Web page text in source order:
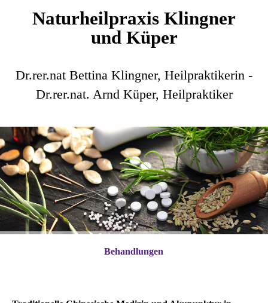
Naturheilpraxis Klingner
und Küper
Dr.rer.nat Bettina Klingner, Heilpraktikerin -
Dr.rer.nat. Arnd Küper, Heilpraktiker
Behandlungen